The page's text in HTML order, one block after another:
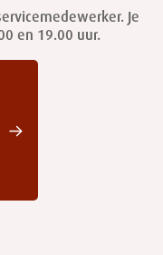
Je
en 19.00 uur.